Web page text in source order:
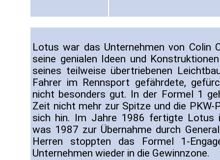
Lotus war das Unternehmen von Colin
seine genialen Ideen und
seines teilweise übertriebenen
Fahrer im Rennsport gefährdete,
nicht besonders gut. In der Formel 1
Zeit nicht mehr zur Spitze und die
sich hin. Im Jahre 1986 fertigte Lotus
was 1987 zur Übernahme durch
Herren stoppten das Formel 1-
Unternehmen wieder in die Gewinnzone.